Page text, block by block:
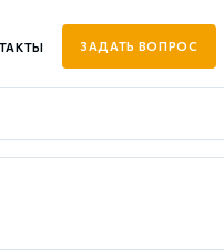
ЗАДАТЬ ВОПРОС